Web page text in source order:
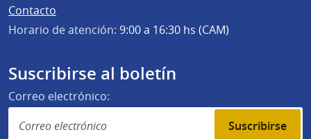
Contacto
Horario de atención: 9:00 a 16:30 hs (CAM)
Suscribirse al boletín
Correo electrónico:
Suscribirse